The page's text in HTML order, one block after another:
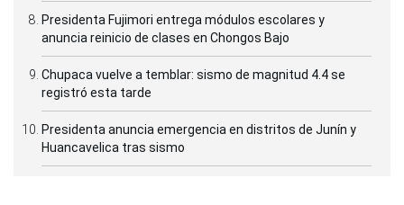
Presidenta Fujimori entrega módulos escolares y
anuncia reinicio de clases en Chongos Bajo
Chupaca vuelve a temblar: sismo de magnitud 4.4 se
registró esta tarde
Presidenta anuncia emergencia en distritos de Junín y
Huancavelica tras sismo